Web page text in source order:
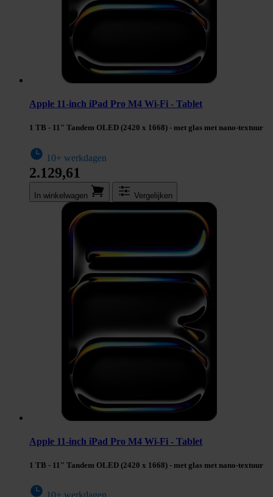
Apple 11-inch iPad Pro M4 Wi-Fi - Tablet
1 TB - 11" Tandem OLED (2420 x 1668) - met glas met nano-textuur
10+ werkdagen
2.129,61
In winkel­wagen Vergelijken
Apple 11-inch iPad Pro M4 Wi-Fi - Tablet
1 TB - 11" Tandem OLED (2420 x 1668) - met glas met nano-textuur